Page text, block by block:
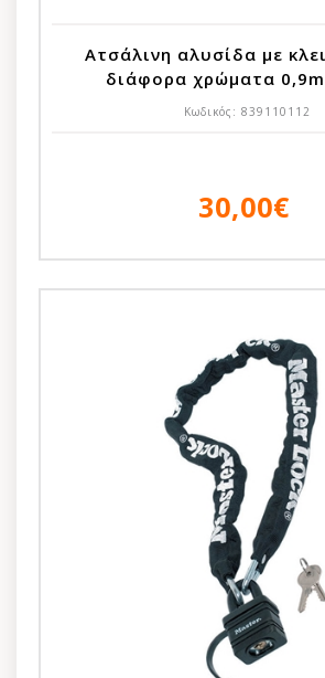
Ατσάλινη αλυσίδα με
διάφορα χρώματα
Κωδικός: 839110112
30,00€